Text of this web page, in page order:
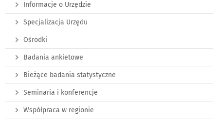
Informacje o Urzędzie
Specjalizacja Urzędu
Ośrodki
Badania ankietowe
Bieżące badania statystyczne
Seminaria i konferencje
Współpraca w regionie